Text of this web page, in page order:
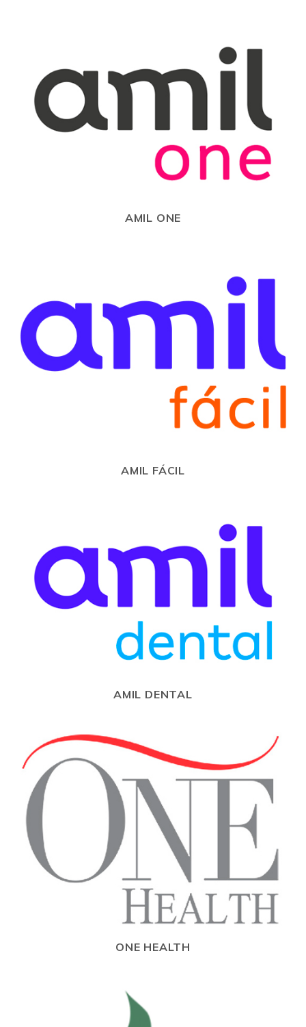
AMIL ONE
AMIL FÁCIL
AMIL DENTAL
ONE HEALTH